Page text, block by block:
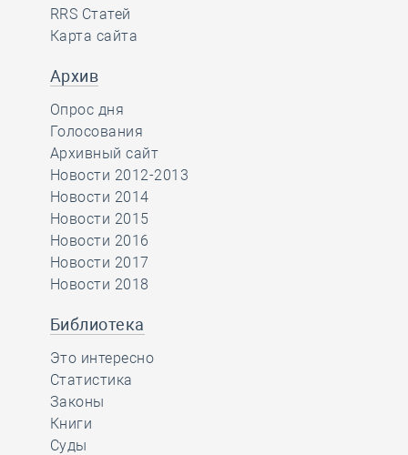
RRS Статей
Карта сайта
Архив
Опрос дня
Голосования
Архивный сайт
Новости 2012-2013
Новости 2014
Новости 2015
Новости 2016
Новости 2017
Новости 2018
Библиотека
Это интересно
Статистика
Законы
Книги
Суды